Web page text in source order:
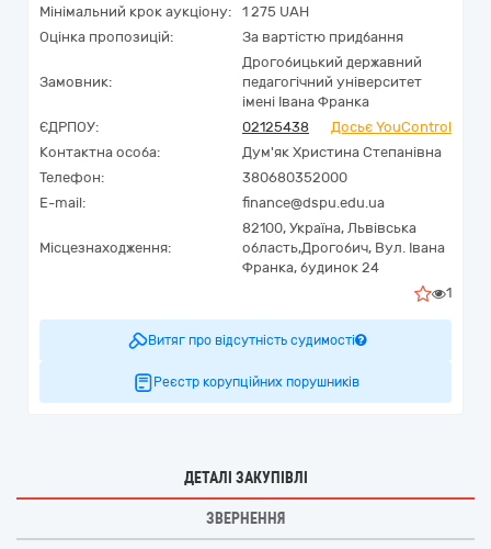
Мінімальний крок аукціону:
1 275 UAH
Оцінка пропозицій:
За вартістю придбання
Замовник:
Дрогобицький державний
педагогічний університет
імені Івана Франка
ЄДРПОУ:
02125438
Досьє YouControl
Контактна особа:
Дум'як Христина Степанівна
Телефон:
380680352000
E-mail:
finance@dspu.edu.ua
Місцезнаходження:
82100, Україна, Львівська
область,Дрогобич, Вул. Івана
Франка, будинок 24
1
Витяг про відсутність судимості
Реєстр корупційних порушників
ДЕТАЛІ ЗАКУПІВЛІ
ЗВЕРНЕННЯ